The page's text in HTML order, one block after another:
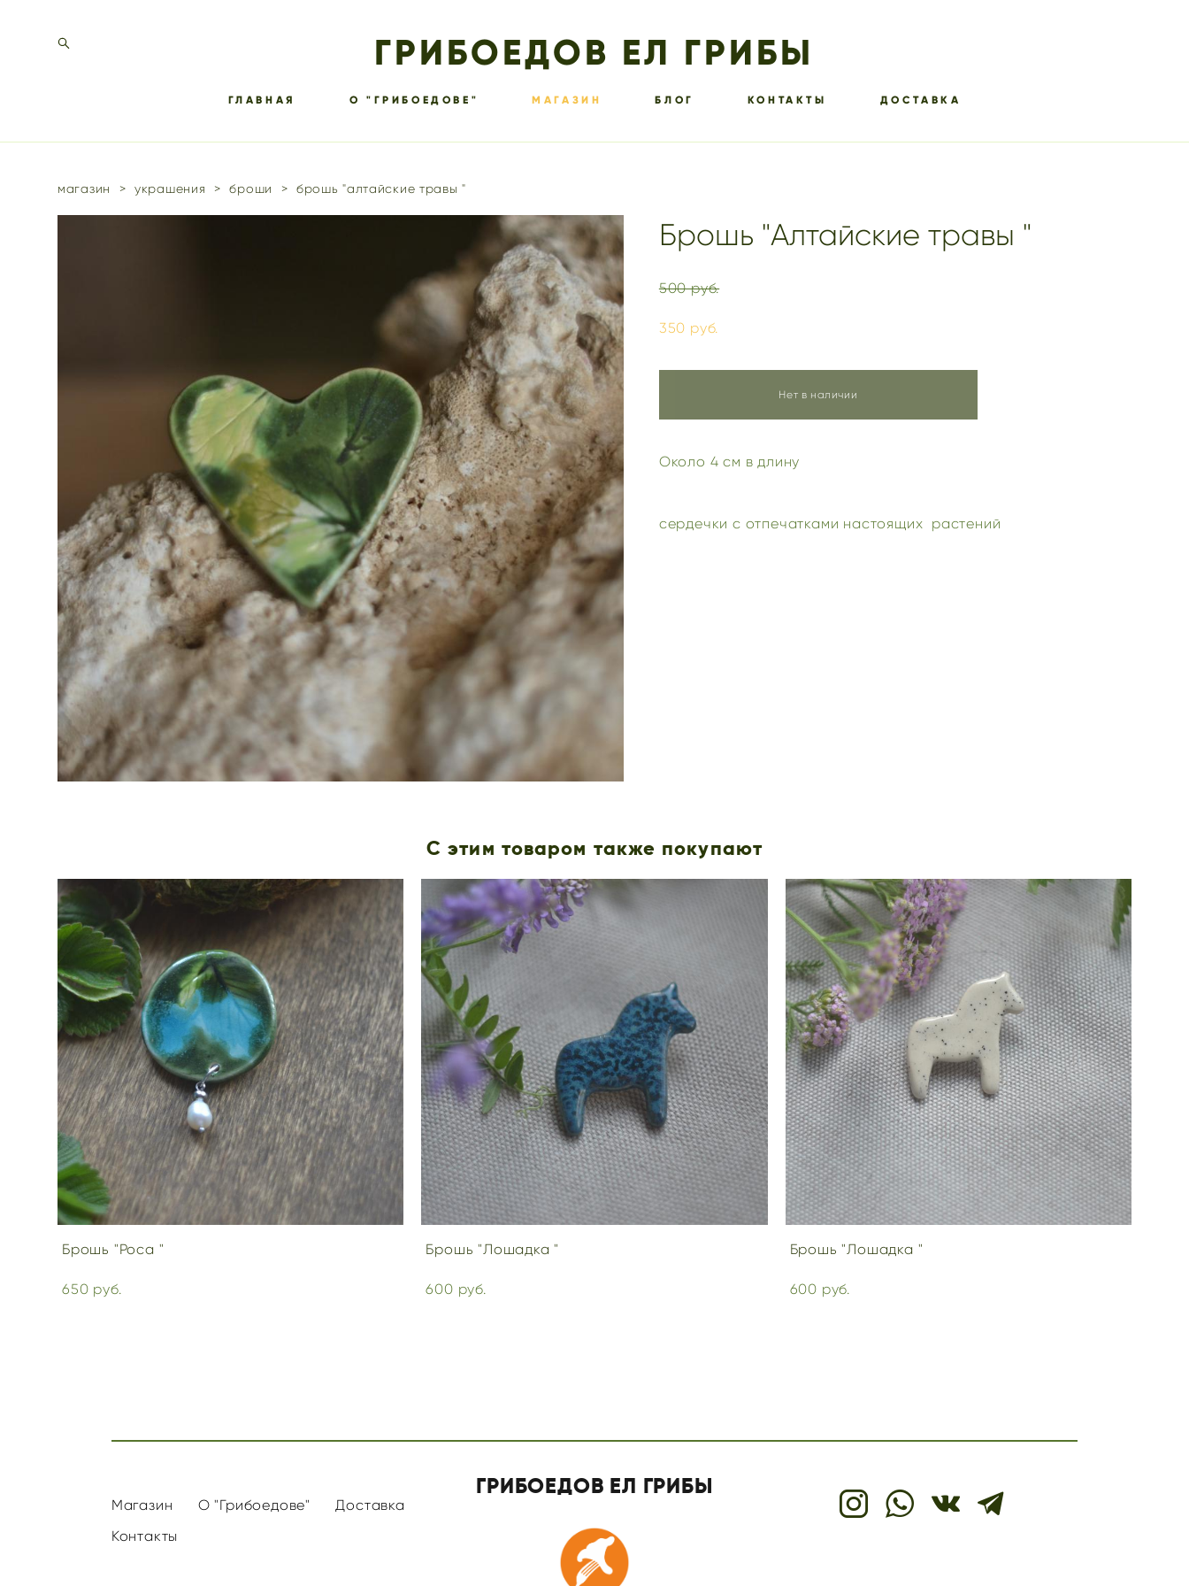
ГРИБОЕДОВ ЕЛ ГРИБЫ
ГЛАВНАЯ О "ГРИБОЕДОВЕ" МАГАЗИН БЛОГ КОНТАКТЫ ДОСТАВКА
магазин > украшения > броши > брошь "алтайские травы "
Брошь "Алтайские травы "
500 pуб.
350 pуб.
Нет в наличии
Около 4 см в длину
сердечки с отпечатками настоящих растений
С этим товаром также покупают
Брошь "Роса "
650 pуб.
Брошь "Лошадка "
600 pуб.
Брошь "Лошадка "
600 pуб.
Магазин О "Грибоедове"
Доставка
Контакты
ГРИБОЕДОВ ЕЛ ГРИБЫ